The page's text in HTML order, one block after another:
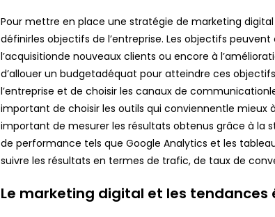
Pour mettre en place une stratégie de marketing
définirles objectifs de l’entreprise. Les objectifs
l’acquisitionde nouveaux clients ou encore à
d’allouer un budgetadéquat pour atteindre ces
l’entreprise et de choisir les canaux de
important de choisir les outils qui conviennentle mieux
important de mesurer les résultats obtenus grâce à la
de performance tels que Google Analytics et les
suivre les résultats en termes de trafic, de taux de
Le marketing digital et les tendances